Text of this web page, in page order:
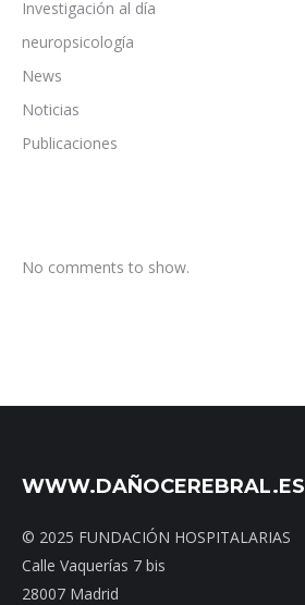
Investigación al día
neuropsicología
News
Noticias
Publicaciones
No comments to show.
WWW.DAÑOCEREBRAL.ES
© 2025 FUNDACIÓN HOSPITALARIAS
Calle Vaquerías 7 bis
28007 Madrid